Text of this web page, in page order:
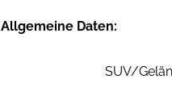
Allgemeine Daten:
SUV/